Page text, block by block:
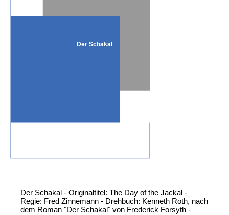
Der Schakal
Der Schakal - Originaltitel: The Day of the Jackal -
Regie: Fred Zinnemann - Drehbuch: Kenneth Roth, nach
dem Roman "Der Schakal" von Frederick Forsyth -